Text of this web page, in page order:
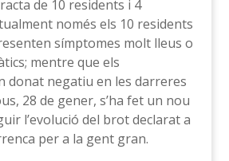
de 10 residents i 4
només els 10 residents
símptomes molt lleus o
mentre que els
donat negatiu en les darreres
28 de gener, s’ha fet un nou
l’evolució del brot declarat a
per a la gent gran.